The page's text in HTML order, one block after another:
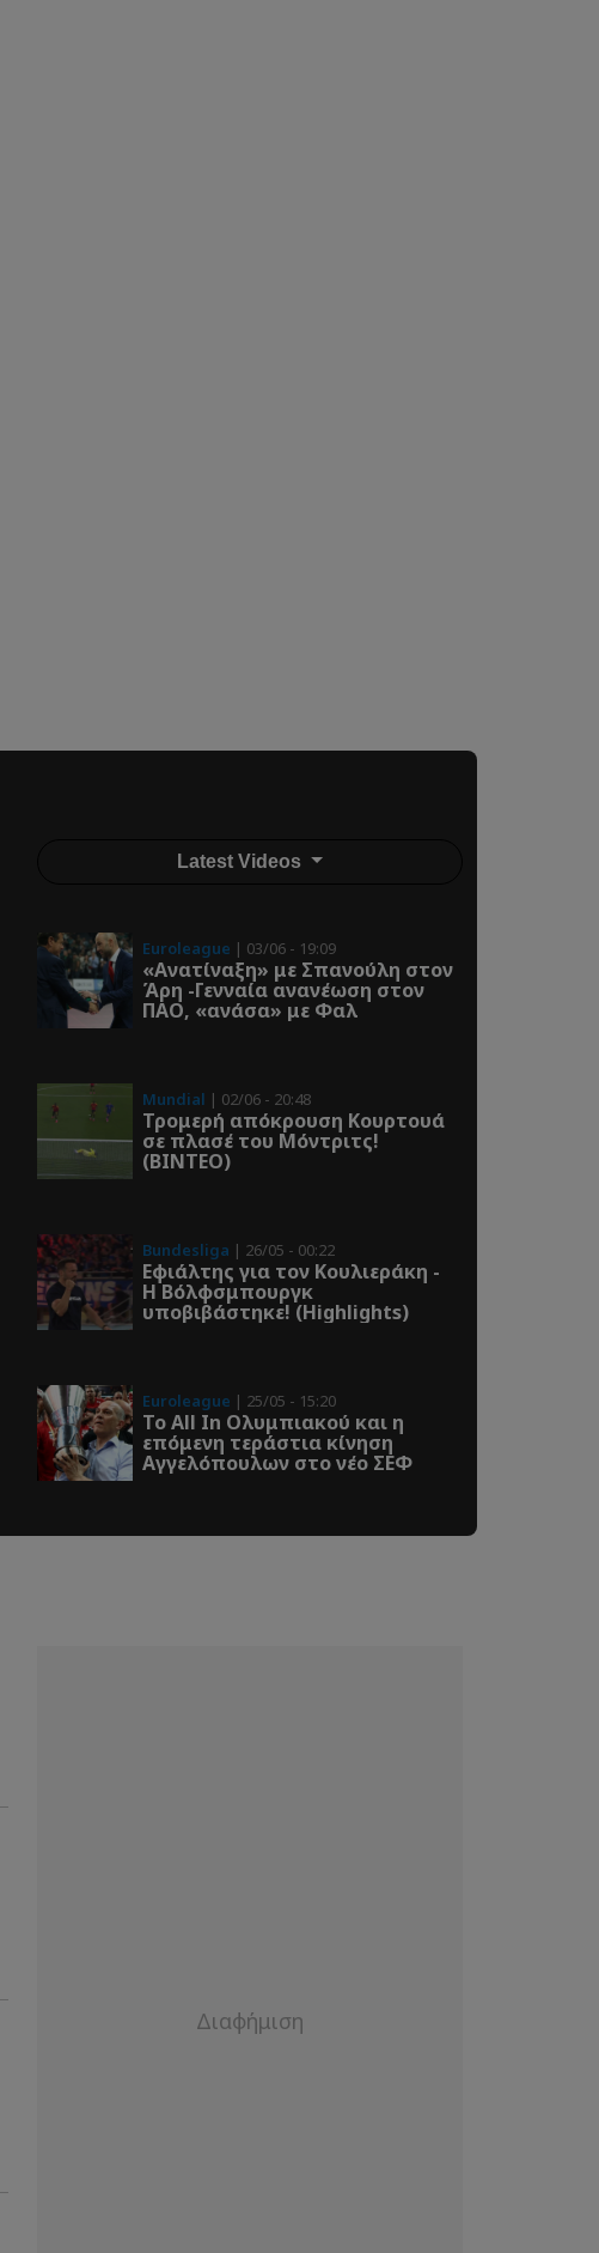
Latest Videos
Euroleague | 03/06 - 19:09
«Ανατίναξη» με Σπανούλη στον
Άρη -Γενναία ανανέωση στον
ΠΑΟ, «ανάσα» με Φαλ
Mundial | 02/06 - 20:48
Τρομερή απόκρουση Κουρτουά
σε πλασέ του Μόντριτς!
(ΒΙΝΤΕΟ)
Bundesliga | 26/05 - 00:22
Εφιάλτης για τον Κουλιεράκη -
Η Βόλφσμπουργκ
υποβιβάστηκε! (Highlights)
Euroleague | 25/05 - 15:20
Το All In Ολυμπιακού και η
επόμενη τεράστια κίνηση
Αγγελόπουλων στο νέο ΣΕΦ